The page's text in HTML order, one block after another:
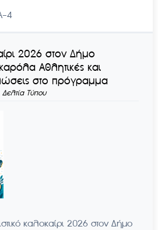
4
2026 στον Δήμο
Αθλητικές και
στο πρόγραμμα
Δελτία Τύπου
καλοκαίρι 2026 στον Δήμο